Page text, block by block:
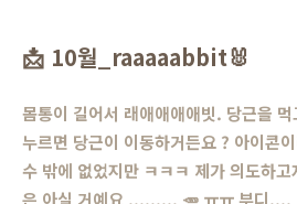
📩 10월_raaaaabbit🐰
몸통이 길어서 래애애애애빗. 당근을
누르면 당근이 이동하거든요 ? 아이콘
수 밖에 없었지만 ㅋㅋㅋ 제가 의도하
은 아실 거예요 ......... 🥕 ㅠㅠ 부디....